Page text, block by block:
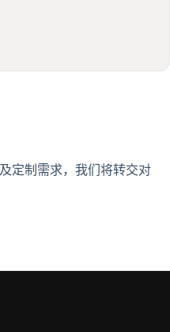
定制需求，我们将转交对